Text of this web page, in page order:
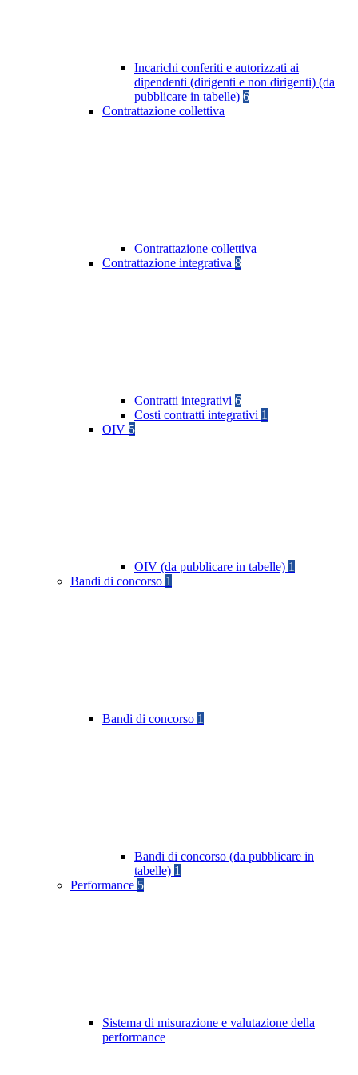
Incarichi conferiti e autorizzati ai
dipendenti (dirigenti e non dirigenti) (da
pubblicare in tabelle) 6
Contrattazione collettiva
Contrattazione collettiva
Contrattazione integrativa 8
Contratti integrativi 6
Costi contratti integrativi 1
OIV 5
OIV (da pubblicare in tabelle) 1
Bandi di concorso 1
Bandi di concorso 1
Bandi di concorso (da pubblicare in
tabelle) 1
Performance 5
Sistema di misurazione e valutazione della
performance